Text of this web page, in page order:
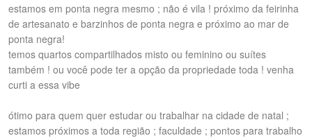
estamos em ponta negra mesmo ; não é vila ! próximo da feirinha
de artesanato e barzinhos de ponta negra e próximo ao mar de
ponta negra!
temos quartos compartilhados misto ou feminino ou suítes
também ! ou você pode ter a opção da propriedade toda ! venha
curti a essa vibe
ótimo para quem quer estudar ou trabalhar na cidade de natal ;
estamos próximos a toda região ; faculdade ; pontos para trabalho